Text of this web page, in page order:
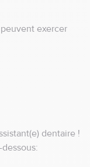
exercer
dentaire !